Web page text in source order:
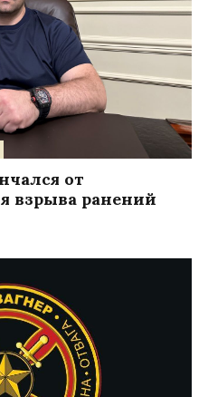
от
взрыва ранений